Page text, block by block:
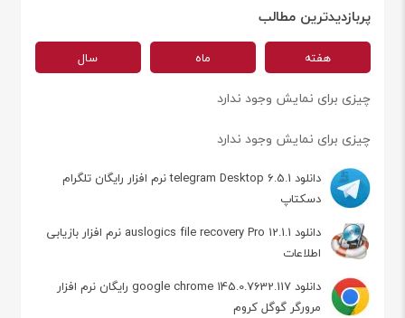
پربازدیدترین مطالب
هفته ماه سال
چیزی برای نمایش وجود ندارد
چیزی برای نمایش وجود ندارد
دانلود telegram Desktop 6.5.1 نرم افزار رایگان تلگرام
دسکتاپ
دانلود auslogics file recovery Pro 12.1.1 نرم افزار بازیابی
اطلاعات
دانلود google chrome 145.0.7632.117 رایگان نرم افزار
مرورگر گوگل کروم